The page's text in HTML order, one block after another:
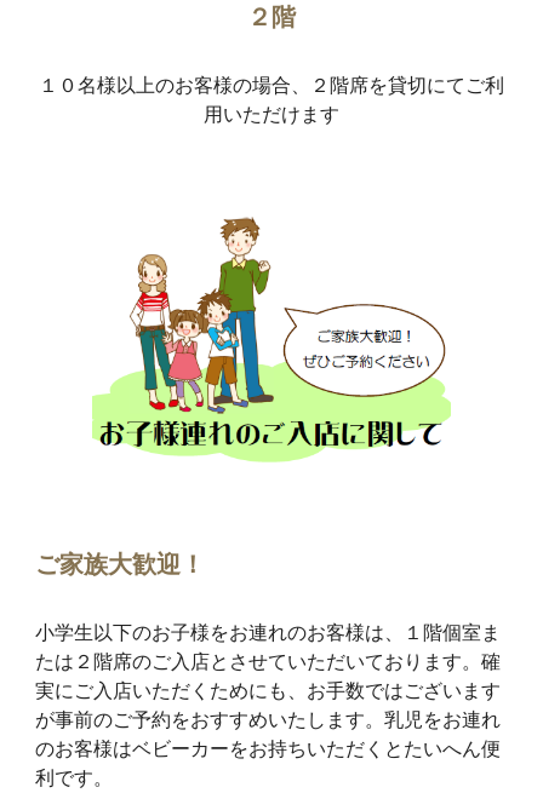
２階
１０名様以上のお客様の場合、２階席を貸切にてご利
用いただけます
ご家族大歓迎！
小学生以下のお子様をお連れのお客様は、１階個室ま
たは２階席のご入店とさせていただいております。確
実にご入店いただくためにも、お手数ではございます
が事前のご予約をおすすめいたします。乳児をお連れ
のお客様はベビーカーをお持ちいただくとたいへん便
利です。